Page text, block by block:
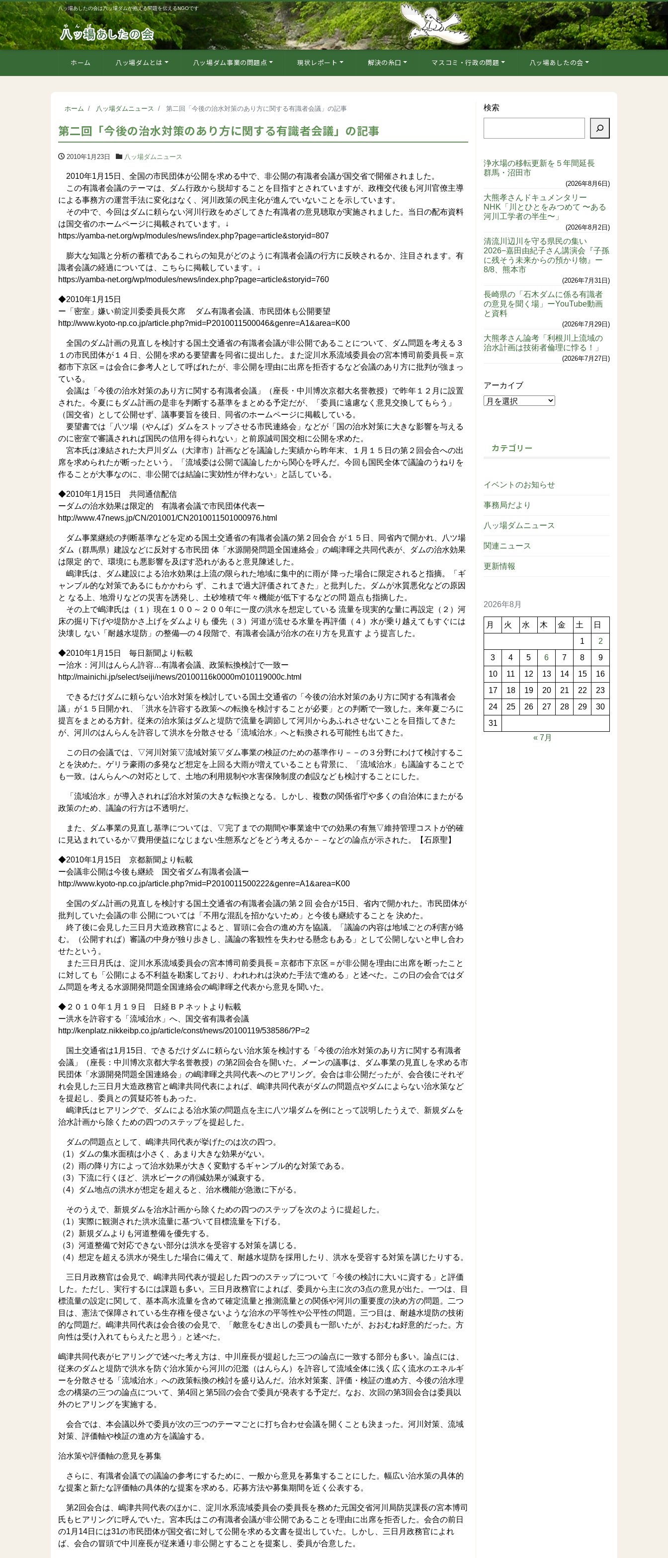
八ッ場あしたの会は八ッ場ダムが抱える問題を伝えるNGOです
ホーム 八ッ場ダムとは 八ッ場ダム事業の問題点 現状レポート 解決の糸口 マスコミ・行政の問題 八ッ場あしたの会
ホーム 八ッ場ダムニュース 第二回「今後の治水対策のあり方に関する有識者会議」の記事
第二回「今後の治水対策のあり方に関する有識者会議」の記事
2010年1月23日 八ッ場ダムニュース
2010年1月15日、全国の市民団体が公開を求める中で、非公開の有識者会議が国交省で開催されました。
この有識者会議のテーマは、ダム行政から脱却することを目指すとされていますが、政権交代後も河川官僚主導
による事務方の運営手法に変化はなく、河川政策の民主化が進んでいないことを示しています。
その中で、今回はダムに頼らない河川行政をめざしてきた有識者の意見聴取が実施されました。当日の配布資料
は国交省のホームページに掲載されています。↓
https://yamba-net.org/wp/modules/news/index.php?page=article&storyid=807
膨大な知識と分析の蓄積であるこれらの知見がどのように有識者会議の行方に反映されるか、注目されます。有
識者会議の経過については、こちらに掲載しています。↓
https://yamba-net.org/wp/modules/news/index.php?page=article&storyid=760
◆2010年1月15日
ー「密室」嫌い前淀川委委員長欠席 ダム有識者会議、市民団体も公開要望
http://www.kyoto-np.co.jp/article.php?mid=P2010011500046&genre=A1&area=K00
全国のダム計画の見直しを検討する国土交通省の有識者会議が非公開であることについて、ダム問題を考える３
１の市民団体が１４日、公開を求める要望書を同省に提出した。また淀川水系流域委員会の宮本博司前委員長＝京
都市下京区＝は会合に参考人として呼ばれたが、非公開を理由に出席を拒否するなど会議のあり方に批判が強まっ
ている。
会議は「今後の治水対策のあり方に関する有識者会議」（座長・中川博次京都大名誉教授）で昨年１２月に設置
された。今夏にもダム計画の是非を判断する基準をまとめる予定だが、「委員に遠慮なく意見交換してもらう」
（国交省）として公開せず、議事要旨を後日、同省のホームページに掲載している。
要望書では「八ツ場（やんば）ダムをストップさせる市民連絡会」などが「国の治水対策に大きな影響を与える
のに密室で審議されれば国民の信用を得られない」と前原誠司国交相に公開を求めた。
宮本氏は凍結された大戸川ダム（大津市）計画などを議論した実績から昨年末、１月１５日の第２回会合への出
席を求められたが断ったという。「流域委は公開で議論したから関心を呼んだ。今回も国民全体で議論のうねりを
作ることが大事なのに、非公開では結論に実効性が伴わない」と話している。
◆2010年1月15日 共同通信配信
ーダムの治水効果は限定的 有識者会議で市民団体代表ー
http://www.47news.jp/CN/201001/CN2010011501000976.html
ダム事業継続の判断基準などを定める国土交通省の有識者会議の第２回会合 が１５日、同省内で開かれ、八ツ場
ダム（群馬県）建設などに反対する市民団 体「水源開発問題全国連絡会」の嶋津暉之共同代表が、ダムの治水効果
は限定 的で、環境にも悪影響を及ぼす恐れがあると意見陳述した。
嶋津氏は、ダム建設による治水効果は上流の限られた地域に集中的に雨が 降った場合に限定されると指摘。「ギ
ャンブル的な対策であるにもかかわら ず、これまで過大評価されてきた」と批判した。ダムが水質悪化などの原因
と なる上、地滑りなどの災害を誘発し、土砂堆積で年々機能が低下するなどの問 題点も指摘した。
その上で嶋津氏は（１）現在１００～２００年に一度の洪水を想定している 流量を現実的な量に再設定（２）河
床の掘り下げや堤防かさ上げをダムよりも 優先（３）河道が流せる水量を再評価（４）水が乗り越えてもすぐには
決壊し ない「耐越水堤防」の整備―の４段階で、有識者会議が治水の在り方を見直す よう提言した。
◆2010年1月15日 毎日新聞より転載
ー治水：河川はんらん許容…有識者会議、政策転換検討で一致ー
http://mainichi.jp/select/seiji/news/20100116k0000m010119000c.html
できるだけダムに頼らない治水対策を検討している国土交通省の「今後の治水対策のあり方に関する有識者会
議」が１５日開かれ、「洪水を許容する政策への転換を検討することが必要」との判断で一致した。来年夏ごろに
提言をまとめる方針。従来の治水策はダムと堤防で流量を調節して河川からあふれさせないことを目指してきた
が、河川のはんらんを許容して洪水を分散させる「流域治水」へと転換される可能性も出てきた。
この日の会議では、▽河川対策▽流域対策▽ダム事業の検証のための基準作り－－の３分野にわけて検討するこ
とを決めた。ゲリラ豪雨の多発など想定を上回る大雨が増えていることも背景に、「流域治水」も議論することで
も一致。はんらんへの対応として、土地の利用規制や水害保険制度の創設なども検討することにした。
「流域治水」が導入されれば治水対策の大きな転換となる。しかし、複数の関係省庁や多くの自治体にまたがる
政策のため、議論の行方は不透明だ。
また、ダム事業の見直し基準については、▽完了までの期間や事業途中での効果の有無▽維持管理コストが的確
に見込まれているか▽費用便益になじまない生態系などをどう考えるか－－などの論点が示された。【石原聖】
◆2010年1月15日 京都新聞より転載
ー会議非公開は今後も継続 国交省ダム有識者会議ー
http://www.kyoto-np.co.jp/article.php?mid=P2010011500222&genre=A1&area=K00
全国のダム計画の見直しを検討する国土交通省の有識者会議の第２回 会合が15日、省内で開かれた。市民団体が
批判していた会議の非 公開については「不用な混乱を招かないため」と今後も継続することを 決めた。
終了後に会見した三日月大造政務官によると、冒頭に会合の進め方を協議。「議論の内容は地域ごとの利害が絡
む。（公開すれば）審議の中身が独り歩きし、議論の客観性を失わせる懸念もある」として公開しないと申し合わ
せたという。
また三日月氏は、淀川水系流域委員会の宮本博司前委員長＝京都市下京区＝が非公開を理由に出席を断ったこと
に対しても「公開による不利益を勘案しており、われわれは決めた手法で進める」と述べた。この日の会合ではダ
ム問題を考える水源開発問題全国連絡会の嶋津暉之代表から意見を聞いた。
◆２０１０年１月１９日 日経ＢＰネットより転載
ー洪水を許容する「流域治水」へ、国交省有識者会議
http://kenplatz.nikkeibp.co.jp/article/const/news/20100119/538586/?P=2
国土交通省は1月15日、できるだけダムに頼らない治水策を検討する「今後の治水対策のあり方に関する有識者
会議」（座長：中川博次京都大学名誉教授）の第2回会合を開いた。メーンの議事は、ダム事業の見直しを求める市
民団体「水源開発問題全国連絡会」の嶋津暉之共同代表へのヒアリング。会合は非公開だったが、会合後にそれぞ
れ会見した三日月大造政務官と嶋津共同代表によれば、嶋津共同代表がダムの問題点やダムによらない治水策など
を提起し、委員との質疑応答もあった。
嶋津氏はヒアリングで、ダムによる治水策の問題点を主に八ツ場ダムを例にとって説明したうえで、新規ダムを
治水計画から除くための四つのステップを提起した。
ダムの問題点として、嶋津共同代表が挙げたのは次の四つ。
（1）ダムの集水面積は小さく、あまり大きな効果がない。
（2）雨の降り方によって治水効果が大きく変動するギャンブル的な対策である。
（3）下流に行くほど、洪水ピークの削減効果が減衰する。
（4）ダム地点の洪水が想定を超えると、治水機能が急激に下がる。
そのうえで、新規ダムを治水計画から除くための四つのステップを次のように提起した。
（1）実際に観測された洪水流量に基づいて目標流量を下げる。
（2）新規ダムよりも河道整備を優先する。
（3）河道整備で対応できない部分は洪水を受容する対策を講じる。
（4）想定を超える洪水が発生した場合に備えて、耐越水堤防を採用したり、洪水を受容する対策を講じたりする。
三日月政務官は会見で、嶋津共同代表が提起した四つのステップについて「今後の検討に大いに資する」と評価
した。ただし、実行するには課題も多い。三日月政務官によれば、委員から主に次の3点の意見が出た。一つは、目
標流量の設定に関して、基本高水流量を含めて確定流量と推測流量との関係や河川の重要度の決め方の問題。二つ
目は、憲法で保障されている生存権を侵さないような治水の平等性や公平性の問題。三つ目は、耐越水堤防の技術
的な問題だ。嶋津共同代表は会合後の会見で、「敵意をむき出しの委員も一部いたが、おおむね好意的だった。方
向性は受け入れてもらえたと思う」と述べた。
嶋津共同代表がヒアリングで述べた考え方は、中川座長が提起した三つの論点に一致する部分も多い。論点には、
従来のダムと堤防で洪水を防ぐ治水策から河川の氾濫（はんらん）を許容して流域全体に浅く広く流水のエネルギ
ーを分散させる「流域治水」への政策転換の検討を盛り込んだ。治水対策案、評価・検証の進め方、今後の治水理
念の構築の三つの論点について、第4回と第5回の会合で委員が発表する予定だ。なお、次回の第3回会合は委員以
外のヒアリングを実施する。
会合では、本会議以外で委員が次の三つのテーマごとに打ち合わせ会議を開くことも決まった。河川対策、流域
対策、評価軸や検証の進め方を議論する。
治水策や評価軸の意見を募集
さらに、有識者会議での議論の参考にするために、一般から意見を募集することにした。幅広い治水策の具体的
な提案と新たな評価軸の具体的な提案を求める。応募方法や募集期間を近く公表する。
第2回会合は、嶋津共同代表のほかに、淀川水系流域委員会の委員長を務めた元国交省河川局防災課長の宮本博司
氏もヒアリングに呼んでいた。宮本氏はこの有識者会議が非公開であることを理由に出席を拒否した。会合の前日
の1月14日には31の市民団体が国交省に対して公開を求める文書を提出していた。しかし、三日月政務官によれ
ば、会合の冒頭で中川座長が従来通り非公開とすることを提案し、委員が合意した。
検索
浄水場の移転更新を５年間延長
群馬・沼田市
2026年8月6日
大熊孝さんドキュメンタリー
NHK「川とひとをみつめて 〜ある
河川工学者の半生〜」
2026年8月2日
清流川辺川を守る県民の集い
2026−嘉田由紀子さん講演会『子孫
に残そう未来からの預かり物』ー
8/8、熊本市
2026年7月31日
長崎県の「石木ダムに係る有識者
の意見を聞く場」ーYouTube動画
と資料
2026年7月29日
大熊孝さん論考「利根川上流域の
治水計画は技術者倫理に悖る！」
2026年7月27日
アーカイブ
カテゴリー
イベントのお知らせ
事務局だより
八ッ場ダムニュース
関連ニュース
更新情報
2026年8月
月 火 水 木 金 土
日
1
2
3
4 5 6 7 8
9
10
11 12 13 14 15
16
17
18 19 20 21 22
23
24
25 26 27 28 29
30
31
« 7月